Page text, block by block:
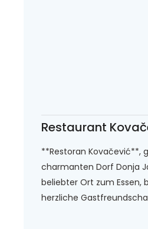
Restaurant
**Restoran Kovačević**,
charmanten Dorf Donja
beliebter Ort zum Essen,
herzliche